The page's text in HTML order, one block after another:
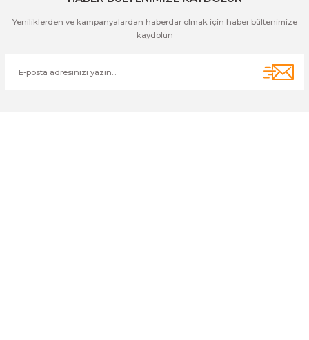
Yeniliklerden ve kampanyalardan haberdar olmak için haber bültenimize
kaydolun